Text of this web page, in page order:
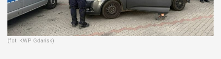
(fot. KWP Gdańsk)